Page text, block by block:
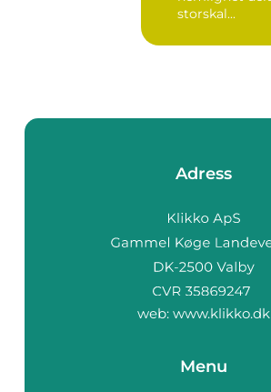
storskal...
Adress
web: www.klikko.dk
Menu